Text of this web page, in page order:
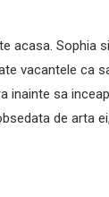
acasa. Sophia
vacantele ca
inainte sa
de arta